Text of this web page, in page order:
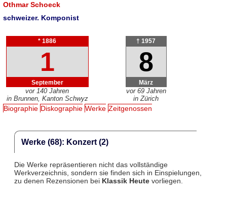
Othmar Schoeck
schweizer. Komponist
* 1886
1
September
vor 140 Jahren
in Brunnen, Kanton Schwyz
† 1957
8
März
vor 69 Jahren
in Zürich
Biographie Diskographie Werke Zeitgenossen
Werke (68): Konzert (2)
Die Werke repräsentieren nicht das vollständige
Werkverzeichnis, sondern sie finden sich in Einspielungen,
zu denen Rezensionen bei Klassik Heutevorliegen.